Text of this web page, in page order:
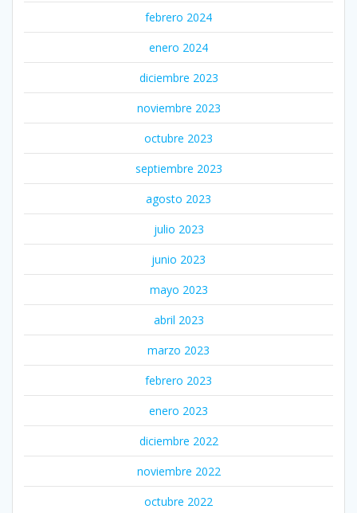
febrero 2024
enero 2024
diciembre 2023
noviembre 2023
octubre 2023
septiembre 2023
agosto 2023
julio 2023
junio 2023
mayo 2023
abril 2023
marzo 2023
febrero 2023
enero 2023
diciembre 2022
noviembre 2022
octubre 2022